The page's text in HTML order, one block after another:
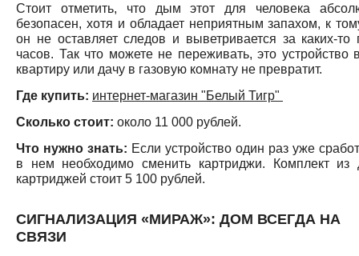
Стоит отметить, что дым этот для человека
безопасен, хотя и обладает неприятным запахом, к
он не оставляет следов и выветривается за каких-то
часов. Так что можете не переживать, это устройство
квартиру или дачу в газовую комнату не превратит.
Где купить: интернет-магазин "Белый Тигр"
Сколько стоит: около 11 000 рублей.
Что нужно знать: Если устройство один раз уже
в нем необходимо сменить картриджи. Комплект из
картриджей стоит 5 100 рублей.
СИГНАЛИЗАЦИЯ «МИРАЖ»: ДОМ ВСЕГДА НА
СВЯЗИ